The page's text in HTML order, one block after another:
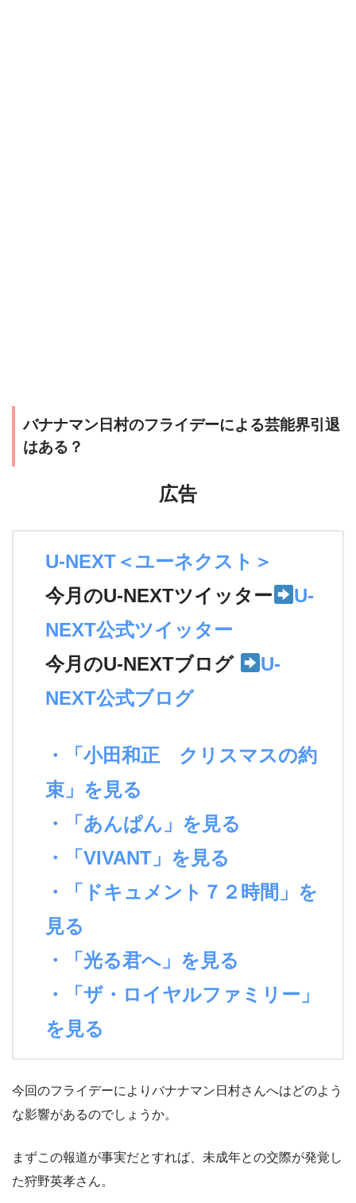
バナナマン日村のフライデーによる芸能界引退
はある？
広告
U-NEXT＜ユーネクスト＞
今月のU-NEXTツイッター
U-
NEXT公式ツイッター
今月のU-NEXTブログ
U-
NEXT公式ブログ
・「小田和正 クリスマスの約
束」を見る
・「あんぱん」を見る
・「VIVANT」を見る
・「ドキュメント７２時間」を
見る
・「光る君へ」を見る
・「ザ・ロイヤルファミリー」
を見る
今回のフライデーによりバナナマン日村さんへはどのよう
な影響があるのでしょうか。
まずこの報道が事実だとすれば、未成年との交際が発覚し
た狩野英孝さん。